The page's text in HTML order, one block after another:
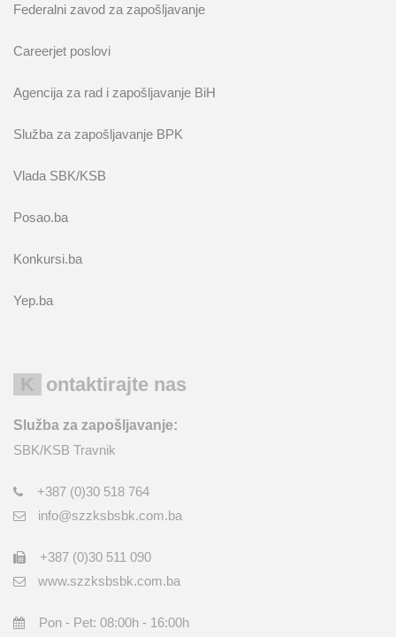
Federalni zavod za zapošljavanje
Careerjet poslovi
Agencija za rad i zapošljavanje BiH
Služba za zapošljavanje BPK
Vlada SBK/KSB
Posao.ba
Konkursi.ba
Yep.ba
Kontaktirajte nas
Služba za zapošljavanje:
SBK/KSB Travnik
+387 (0)30 518 764
info@szzksbsbk.com.ba
+387 (0)30 511 090
www.szzksbsbk.com.ba
Pon - Pet: 08:00h - 16:00h